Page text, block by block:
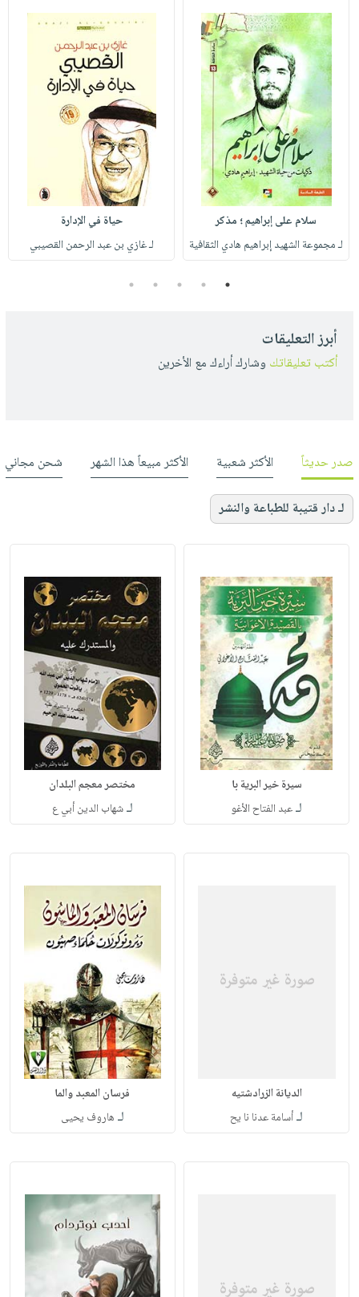
سلام على إبراهيم ؛ مذكر
لـ مجموعة الشهيد إبراهيم هادي الثقافية
حياة في الإدارة
لـ غازي بن عبد الرحمن القصيبي
1
2
3
4
5
أبرز التعليقات
أكتب تعليقاتك وشارك أراءك مع الأخرين
صدر حديثاً الأكثر شعبية الأكثر مبيعاً هذا الشهر شحن مجاني
لـ دار قتيبة للطباعة والنشر
سيرة خير البرية با
لـعبد الفتاح الأغو
مختصر معجم البلدان
لـشهاب الدين أبي ع
الديانة الزرادشتيه
لـأسامة عدنا نا يح
فرسان المعبد والما
لـ هاروف يحيى